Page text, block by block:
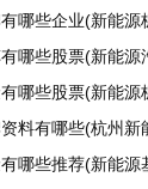
哪些企业(新能
哪些股票(新能源
哪些股票(新能源
料有哪些(杭州新
哪些推荐(新能源